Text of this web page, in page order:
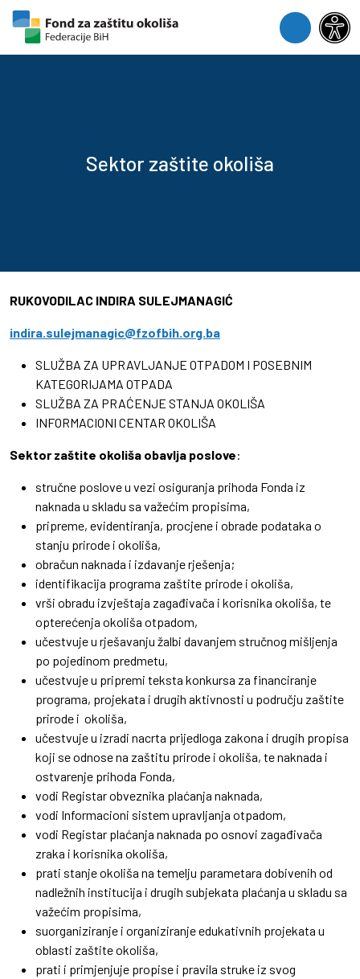
Skip to content
Skip to footer
Menu
Sektor zaštite okoliša
RUKOVODILAC INDIRA SULEJMANAGIĆ
indira.sulejmanagic@fzofbih.org.ba
SLUŽBA ZA UPRAVLJANJE OTPADOM I POSEBNIM
KATEGORIJAMA OTPADA
SLUŽBA ZA PRAĆENJE STANJA OKOLIŠA
INFORMACIONI CENTAR OKOLIŠA
Sektor zaštite okoliša obavlja poslove:
stručne poslove u vezi osiguranja prihoda Fonda iz
naknada u skladu sa važećim propisima,
pripreme, evidentiranja, procjene i obrade podataka o
stanju prirode i okoliša,
obračun naknada i izdavanje rješenja;
identifikacija programa zaštite prirode i okoliša,
vrši obradu izvještaja zagađivača i korisnika okoliša, te
opterećenja okoliša otpadom,
učestvuje u rješavanju žalbi davanjem stručnog mišljenja
po pojedinom predmetu,
učestvuje u pripremi teksta konkursa za financiranje
programa, projekata i drugih aktivnosti u području zaštite
prirode i okoliša,
učestvuje u izradi nacrta prijedloga zakona i drugih propisa
koji se odnose na zaštitu prirode i okoliša, te naknada i
ostvarenje prihoda Fonda,
vodi Registar obveznika plaćanja naknada,
vodi Informacioni sistem upravljanja otpadom,
vodi Registar plaćanja naknada po osnovi zagađivača
zraka i korisnika okoliša,
prati stanje okoliša na temelju parametara dobivenih od
nadležnih institucija i drugih subjekata plaćanja u skladu sa
važećim propisima,
suorganiziranje i organiziranje edukativnih projekata u
oblasti zaštite okoliša,
prati i primjenjuje propise i pravila struke iz svog